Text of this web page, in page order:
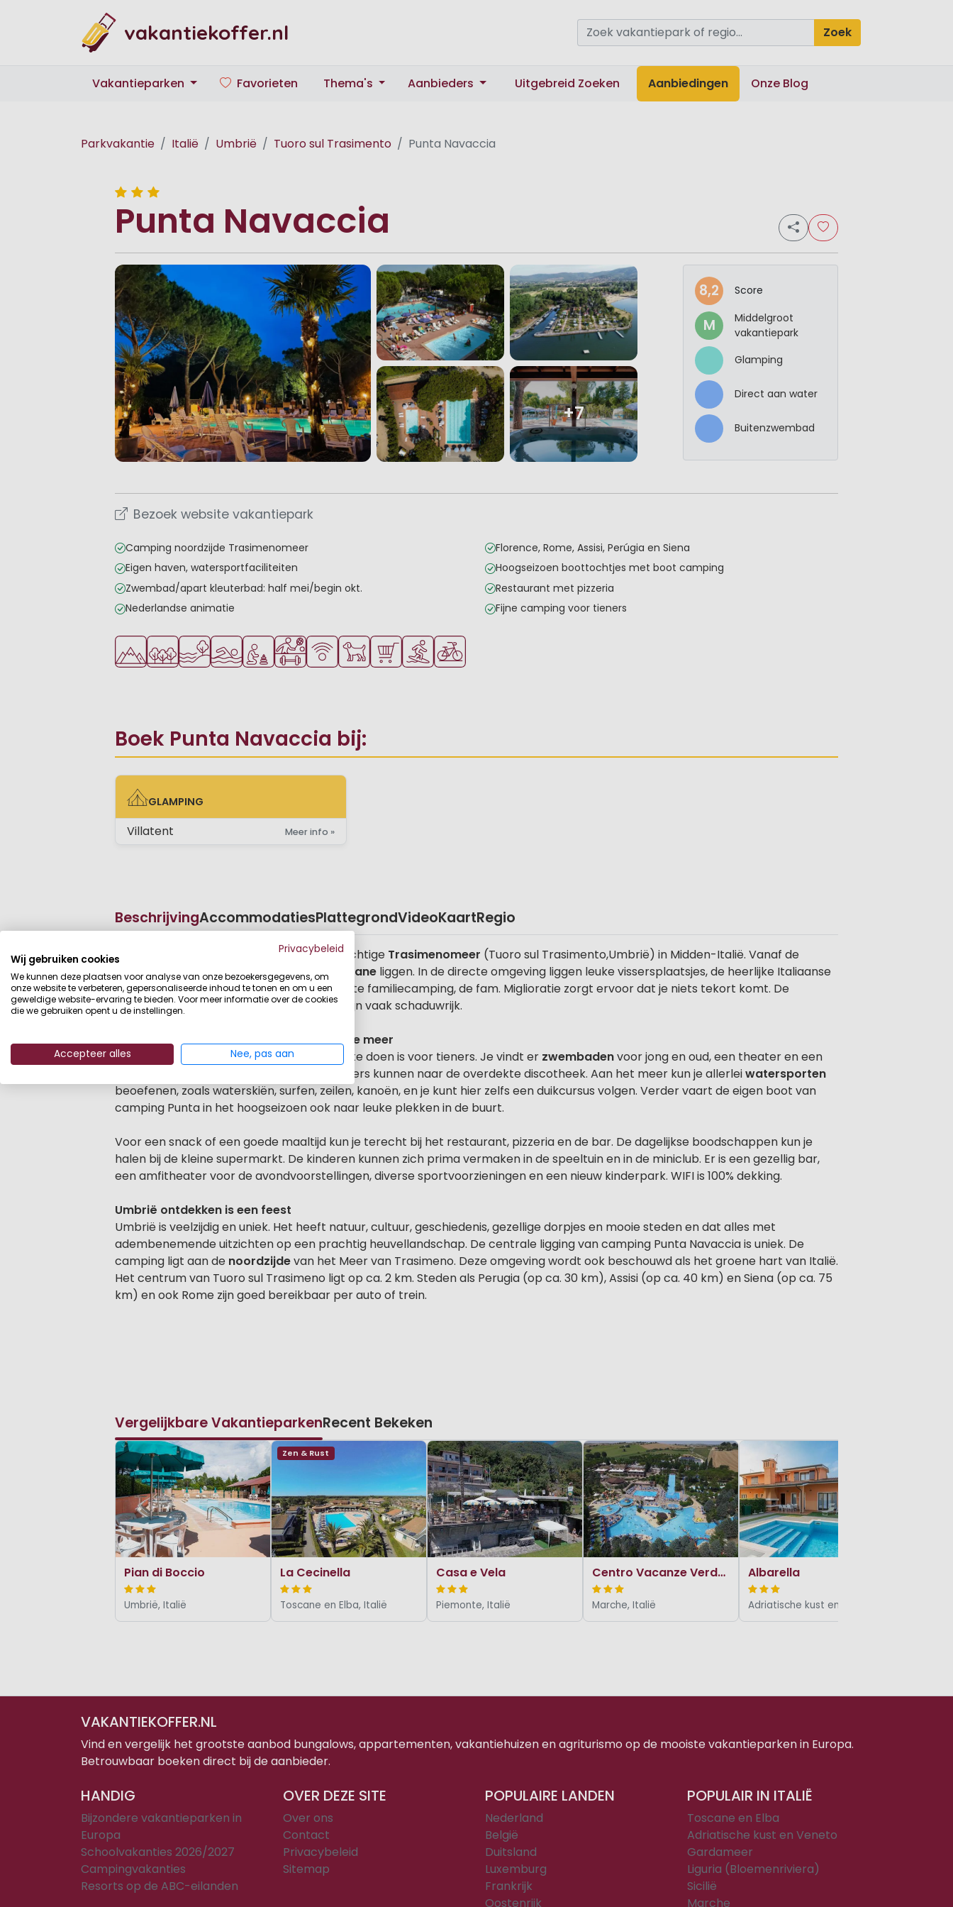
vakantiekoffer.nl Zoek
Vakantieparken Favorieten Thema's Aanbieders Uitgebreid Zoeken Aanbiedingen Onze Blog
Parkvakantie Italië Umbrië Tuoro sul Trasimento Punta Navaccia
Punta Navaccia
+7
8,2 Score
M
Middelgroot
vakantiepark
Glamping
Direct aan water
Buitenzwembad
Bezoek website vakantiepark
Camping noordzijde Trasimenomeer
Eigen haven, watersportfaciliteiten
Zwembad/apart kleuterbad: half mei/begin okt.
Nederlandse animatie
Florence, Rome, Assisi, Perúgia en Siena
Hoogseizoen boottochtjes met boot camping
Restaurant met pizzeria
Fijne camping voor tieners
Ligt in de heuvels/bergen
Ligt in een bosrijke omgeving
Ligt bij het water
Openlucht zwembad
Aanbevolen voor jonge kinderen
Veel mogelijkheden om te sporten
WiFi beschikbaar
Huisdieren toegestaan
Parkwinkel/Supermarkt
Watersportfaciliteiten
Fietsverhuur
Boek Punta Navaccia bij:
GLAMPING
GLAMPING
Villatent Meer info »
BeschrijvingAccommodatiesPlattegrondVideoKaartRegio
Beschrijving
Camping ligt aan het prachtige Trasimenomeer (Tuoro sul Trasimento,Umbrië) in Midden-Italië. Vanaf de
camping zie je de groene heuvels vanToscane liggen. In de directe omgeving liggen leuke vissersplaatsjes, de heerlijke Italiaanse
sfeer is hier top. Punta Navaccia is een echte familiecamping, de fam. Miglioratie zorgt ervoor dat je niets tekort komt. De
plaatsen waar de accommodaties staan zijn vaak schaduwrijk.
Glamping op korte afstand van het mooie meer
Dit is een echte familiecamping waar veel te doen is voor tieners. Je vindt er zwembadenvoor jong en oud, een theater en een
leuk haventje voor wel 200 bootjes. De tieners kunnen naar de overdekte discotheek. Aan het meer kun je allerleiwatersporten
beoefenen, zoals waterskiën, surfen, zeilen, kanoën, en je kunt hier zelfs een duikcursus volgen. Verder vaart de eigen boot van
camping Punta in het hoogseizoen ook naar leuke plekken in de buurt.
Voor een snack of een goede maaltijd kun je terecht bij het restaurant, pizzeria en de bar. De dagelijkse boodschappen kun je
halen bij de kleine supermarkt. De kinderen kunnen zich prima vermaken in de speeltuin en in de miniclub. Er is een gezellig bar,
een amfitheater voor de avondvoorstellingen, diverse sportvoorzieningen en een nieuw kinderpark. WIFI is 100% dekking.
Umbrië ontdekken is een feest
Umbrië is veelzijdig en uniek. Het heeft natuur, cultuur, geschiedenis, gezellige dorpjes en mooie steden en dat alles met
adembenemende uitzichten op een prachtig heuvellandschap. De centrale ligging van camping Punta Navaccia is uniek. De
camping ligt aan de noordzijdevan het Meer van Trasimeno. Deze omgeving wordt ook beschouwd als het groene hart van Italië.
Het centrum van Tuoro sul Trasimeno ligt op ca. 2 km. Steden als Perugia (op ca. 30 km), Assisi (op ca. 40 km) en Siena (op ca. 75
km) en ook Rome zijn goed bereikbaar per auto of trein.
Vergelijkbare VakantieparkenRecent Bekeken
Pian di Boccio
Umbrië, Italië
Zen & Rust
La Cecinella
Toscane en Elba, Italië
Casa e Vela
Piemonte, Italië
Centro Vacanze Verde Azzurro
Marche, Italië
Albarella
VAKANTIEKOFFER.NL
Vind en vergelijk het grootste aanbod bungalows, appartementen, vakantiehuizen en agriturismo op de mooiste vakantieparken in Europa.
Betrouwbaar boeken direct bij de aanbieder.
HANDIG
Bijzondere vakantieparken in
Europa
Schoolvakanties 2026/2027
Campingvakanties
Resorts op de ABC-eilanden
OVER DEZE SITE
Over ons
Contact
Privacybeleid
Sitemap
POPULAIRE LANDEN
Nederland
België
Duitsland
Luxemburg
Frankrijk
Oostenrijk
POPULAIR IN ITALIË
Toscane en Elba
Adriatische kust en Veneto
Gardameer
Liguria (Bloemenriviera)
Sicilië
Marche
Privacybeleid
Wij gebruiken cookies
We kunnen deze plaatsen voor analyse van onze bezoekersgegevens, om
onze website te verbeteren, gepersonaliseerde inhoud te tonen en om u een
geweldige website-ervaring te bieden. Voor meer informatie over de cookies
die we gebruiken opent u de instellingen.
Accepteer alles Nee, pas aan